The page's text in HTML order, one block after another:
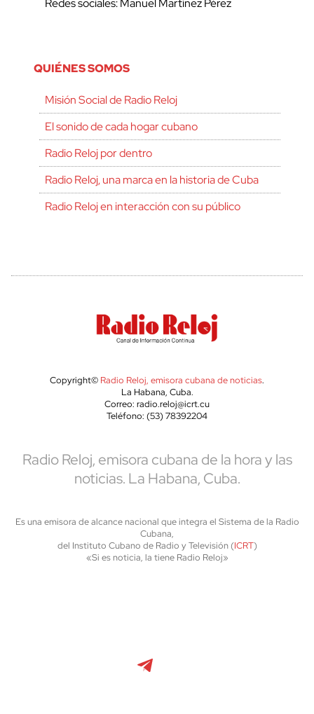
QUIÉNES SOMOS
Misión Social de Radio Reloj
El sonido de cada hogar cubano
Radio Reloj por dentro
Radio Reloj, una marca en la historia de Cuba
Radio Reloj en interacción con su público
Copyright© Radio Reloj, emisora cubana de noticias.
La Habana, Cuba.
Correo: radio.reloj@icrt.cu
Teléfono: (53) 78392204
Radio Reloj, emisora cubana de la hora y las
noticias. La Habana, Cuba.
Es una emisora de alcance nacional que integra el Sistema de la Radio
Cubana,
del Instituto Cubano de Radio y Televisión (ICRT)
«Si es noticia, la tiene Radio Reloj»